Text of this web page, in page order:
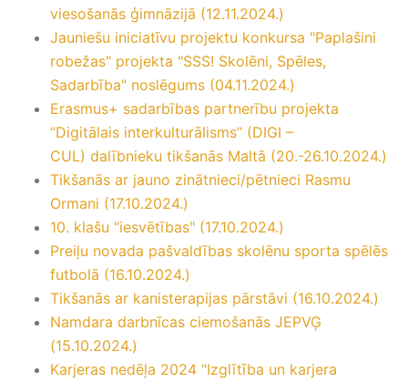
viesošanās ģimnāzijā (12.11.2024.)
Jauniešu iniciatīvu projektu konkursa "Paplašini
robežas" projekta "SSS! Skolēni, Spēles,
Sadarbība" noslēgums (04.11.2024.)
Erasmus+ sadarbības partnerību projekta
“Digitālais interkulturālisms” (DIGI –
CUL) dalībnieku tikšanās Maltā (20.-26.10.2024.)
Tikšanās ar jauno zinātnieci/pētnieci Rasmu
Ormani (17.10.2024.)
10. klašu "iesvētības" (17.10.2024.)
Preiļu novada pašvaldības skolēnu sporta spēlēs
futbolā (16.10.2024.)
Tikšanās ar kanisterapijas pārstāvi (16.10.2024.)
Namdara darbnīcas ciemošanās JEPVĢ
(15.10.2024.)
Karjeras nedēļa 2024 "Izglītība un karjera